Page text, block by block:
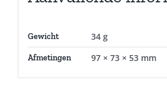
Gewicht 34 g
Afmetingen 97 × 73 × 53 mm